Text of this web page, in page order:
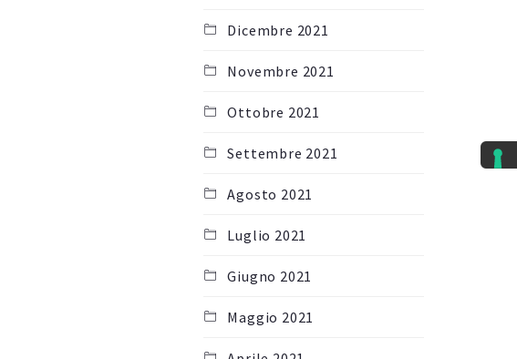
Dicembre 2021
Novembre 2021
Ottobre 2021
Settembre 2021
Agosto 2021
Luglio 2021
Giugno 2021
Maggio 2021